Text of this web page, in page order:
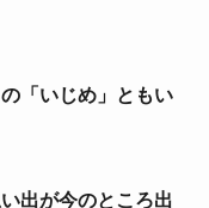
「いじめ」ともい
出が今のところ出